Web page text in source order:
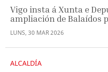
Vigo insta á Xunta e
ampliación de Balaídos
LUNS, 30 MAR2026
ALCALDÍA